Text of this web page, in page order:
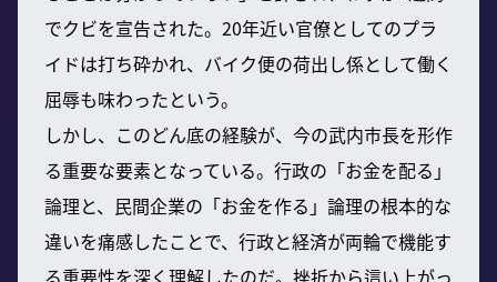
でクビを宣告された。20年近い官僚としてのプラ
イドは打ち砕かれ、バイク便の荷出し係として働く
屈辱も味わったという。
しかし、このどん底の経験が、今の武内市長を形作
る重要な要素となっている。行政の「お金を配る」
論理と、民間企業の「お金を作る」論理の根本的な
違いを痛感したことで、行政と経済が両輪で機能す
る重要性を深く理解したのだ。挫折から這い上がっ